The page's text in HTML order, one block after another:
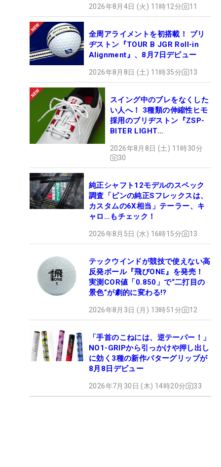
2026年8月4日 (火) 11時12分 11
全周アライメントを初搭載！ ブリ
ヂストン『TOUR B JGR Roll-in
Alignment』、8月7日デビュー
2026年8月8日 (土) 11時35分 13
スイング中のブレをなくした
い人へ！ 3種類の伸縮性ヒモ
採用のブリヂストン『ZSP-
BITER LIGHT
ュー
2026年8月8日 (土) 11時30分
30
純正シャフト12モデルのスペック
調査「ピンの純正Sフレックスは、
カスタムの6X相当」テーラー、キ
ャロ…もチェック！
2026年8月5日 (水) 16時15分 13
テックウインドが競技で使えない高
反発ボール『飛びONE』を発売！
実測COR値「0.850」で“二打目の
景色”が劇的に変わる!?
2026年8月3日 (月) 13時51分 12
「手首のこねには、逆テーパー！」
NO1-GRIPから引っかけや押し出し
に効く3種の新作パターグリップが
8月8日デビュー
2026年7月30日 (木) 14時20分 33